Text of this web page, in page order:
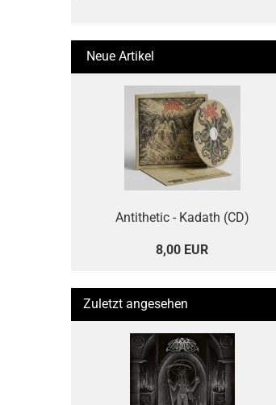
Neue Artikel
Antithetic - Kadath (CD)
8,00 EUR
Zuletzt angesehen